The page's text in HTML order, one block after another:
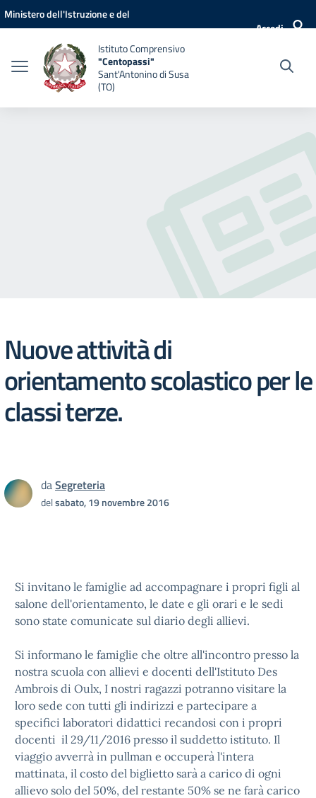
Vai ai contenuti
Vai al menu di navigazione
Vai al footer
Ministero dell'Istruzione e del
Accedi
Istituto Comprensivo
"Centopassi"
Sant'Antonino di Susa
(TO)
Nuove attività di
orientamento scolastico per le
classi terze.
daSegreteria
delsabato, 19 novembre 2016
Si invitano le famiglie ad accompagnare i propri figli al
salone dell'orientamento, le date e gli orari e le sedi
sono state comunicate sul diario degli allievi.
Si informano le famiglie che oltre all'incontro presso la
nostra scuola con allievi e docenti dell'Istituto Des
Ambrois di Oulx, I nostri ragazzi potranno visitare la
loro sede con tutti gli indirizzi e partecipare a
specifici laboratori didattici recandosi con i propri
docenti il 29/11/2016 presso il suddetto istituto. Il
viaggio avverrà in pullman e occuperà l'intera
mattinata, il costo del biglietto sarà a carico di ogni
allievo solo del 50%, del restante 50% se ne farà carico